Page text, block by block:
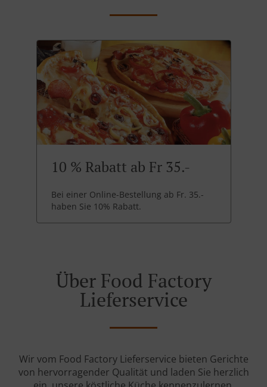
10 % Rabatt ab Fr 35.-
Bei einer Online-Bestellung ab Fr. 35.-
haben Sie 10% Rabatt.
Über Food Factory
Lieferservice
Wir vom Food Factory Lieferservice bieten Gerichte
von hervorragender Qualität und laden Sie herzlich